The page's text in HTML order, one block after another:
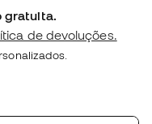
gratuita.
de devoluções.